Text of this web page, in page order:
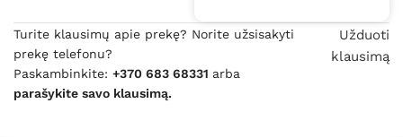
Turite klausimų apie prekę? Norite užsisakyti
prekę telefonu?
Paskambinkite: +370 683 68331 arba
parašykite savo klausimą.
Užduoti
klausimą